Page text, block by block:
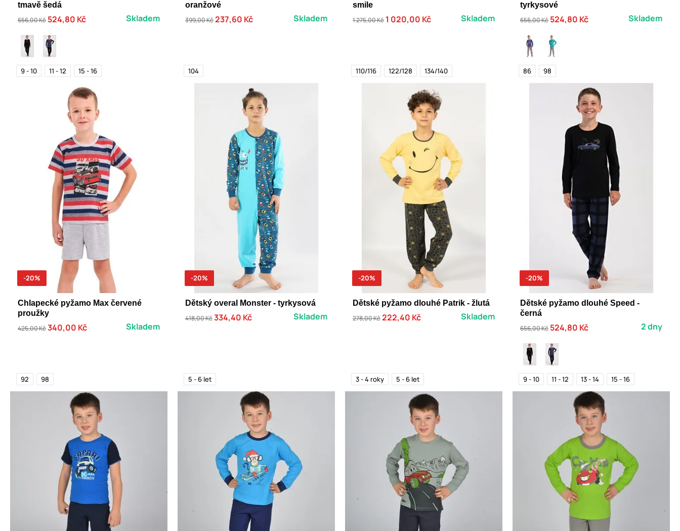
tmavě šedá
656,00 Kč 524,80 Kč Skladem
9 - 10 11 - 12 15 - 16
oranžové
399,00 Kč237,60 Kč Skladem
104
smile
1 275,00 Kč 1 020,00 Kč Skladem
110/116 122/128 134/140
tyrkysové
656,00 Kč 524,80 Kč Skladem
86 98
-20%
Chlapecké pyžamo Max červené
proužky
425,00 Kč340,00 Kč Skladem
92 98
-20%
Dětský overal Monster - tyrkysová
418,00 Kč334,40 Kč Skladem
5 - 6 let
-20%
Dětské pyžamo dlouhé Patrik - žlutá
278,00 Kč222,40 Kč Skladem
3 - 4 roky 5 - 6 let
-20%
Dětské pyžamo dlouhé Speed -
černá
656,00 Kč 524,80 Kč 2 dny
9 - 10 11 - 12 13 - 14 15 - 16